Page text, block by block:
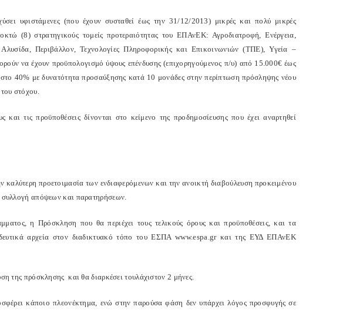
υφιστάμενες (που έχουν συσταθεί έως την 31/12/2013) μικρές και πολύ μικρές
οκτώ (8) στρατηγικούς τομείς προτεραιότητας του ΕΠΑνΕΚ: Αγροδιατροφή, Ενέργεια,
Αλυσίδα, Περιβάλλον, Τεχνολογίες Πληροφορικής και Επικοινωνιών (ΤΠΕ), Υγεία –
να έχουν προϋπολογισμό ύψους επένδυσης (επιχορηγούμενος π/υ) από 15.000€ έως
40% με δυνατότητα προσαύξησης κατά 10 μονάδες στην περίπτωση πρόσληψης νέου
στόχου.
και τις προϋποθέσεις δίνονται στο κείμενο της προδημοσίευσης που έχει αναρτηθεί
προετοιμασία των ενδιαφερόμενων και την ανοικτή διαβούλευση προκειμένου
συλλογή απόψεων και παρατηρήσεων.
η Πρόσκληση που θα περιέχει τους τελικούς όρους και προϋποθέσεις, και τα
αρχεία στον διαδικτυακό τόπο του ΕΣΠΑ www.espa.gr και της ΕΥΔ ΕΠΑνΕΚ
της πρόσκλησης και θα διαρκέσει τουλάχιστον 2 μήνες.
κάποιο πλεονέκτημα, ενώ στην παρούσα φάση δεν υπάρχει λόγος προσφυγής σε